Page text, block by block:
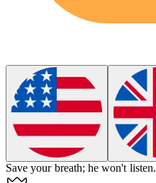
Save your breath; he won't listen.